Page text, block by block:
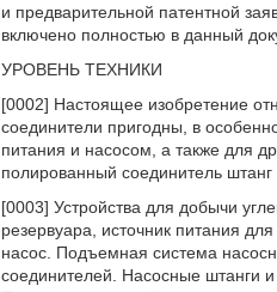
и предварительной патентной
включено полностью в данный
УРОВЕНЬ ТЕХНИКИ
[0002] Настоящее изобретение
соединители пригодны, в
питания и насосом, а также для
полированный соединитель штанг
[0003] Устройства для добычи
резервуара, источник питания
насос. Подъемная система
соединителей. Насосные штанги